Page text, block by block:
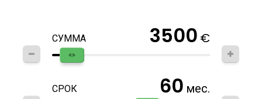
СУММА 3500 €
СРОК 60 мес.